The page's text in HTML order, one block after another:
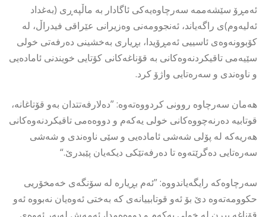
ئەمڕۆ سێشەممە سەرچاوەیەكی ئاگادار بە ماڵپەڕی (بەغداد
ئەلیەوم)ی راگەیاند، ئەنجوومەنی وەزیرانی عێراقی فیدراڵ، لە
كۆبوونەوەی ئاسییی ئەمڕۆیدا، بڕیاری بەخشینی دەرفەتی خولی
سێیەمی تاقیكردنەوەكانی بە قۆناغەكانی كۆتایی خویندنی ئامادەیی
و ناوەندی و سەرەتایی واژۆ كرد.
هەمان سەرچاوە روونی كردووەتەوە: ”دەلارفەتتدان بەو قۆتاغانە،
قوتابیە دەرنەچووەكانی خولی یەكەم و دووەەمی تاقیكردنەوەكانی
هەریەكە لە پۆلی شەشی ئامادەیی و سێی ناوەندی و شەشی
سەرەتایی دەگرێتەوە تا دەرفەتێكی دیكەیان پێبدرێ.“
سەرچاوەكە رایگەیاندووە: ”ئەم بڕیارە لە سۆنگەی خەمخۆریی
حكوومەتەوە دێ بۆ ئەو قوتابییانەی كە بەختی ئەوەیان نەبووە ئەو